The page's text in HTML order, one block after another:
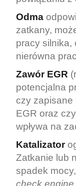
Odma
zatkany,
pracy silnika,
nierówna
Zawór EGR
potencjalna
czy zapisane
EGR oraz
wpływa na
Katalizator
Zatkanie lub
spadek
check engine.